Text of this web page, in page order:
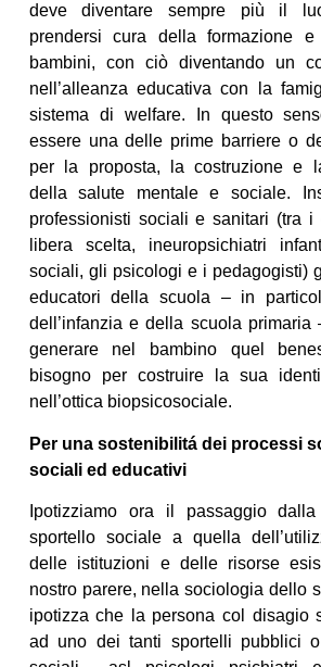
deve diventare sempre più il
prendersi cura della formazione
bambini, con ciò diventando un
nell’alleanza educativa con la
sistema di welfare. In questo
essere una delle prime barriere o
per la proposta, la costruzione e
della salute mentale e sociale.
professionisti sociali e sanitari (tra
libera scelta, ineuropsichiatri
sociali, gli psicologi e i pedagogisti)
educatori della scuola – in
dell’infanzia e della scuola primaria
generare nel bambino quel
bisogno per costruire la sua
nell’ottica biopsicosociale.
Per una sostenibilitá dei processi
sociali ed educativi
Ipotizziamo ora il passaggio
sportello sociale a quella
delle istituzioni e delle risorse
nostro parere, nella sociologia dello
ipotizza che la persona col disagio
ad uno dei tanti sportelli pubblici